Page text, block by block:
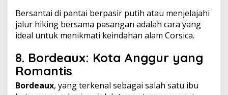
Bersantai di pantai berpasir putih atau menjelajahi
jalur hiking bersama pasangan adalah cara yang
ideal untuk menikmati keindahan alam Corsica.
8. Bordeaux: Kota Anggur yang
Romantis
Bordeaux, yang terkenal sebagai salah satu ibu